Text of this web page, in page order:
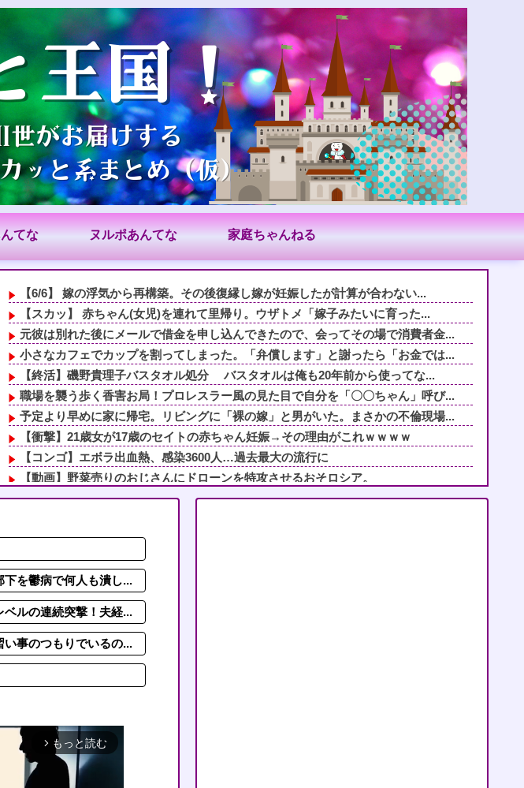
てな ヌルポあんてな 家庭ちゃんねる
【6/6】 嫁の浮気から再構築。その後復縁し嫁が妊娠したが計算が合わない...
【スカッ】 赤ちゃん(女児)を連れて里帰り。ウザトメ「嫁子みたいに育った...
元彼は別れた後にメールで借金を申し込んできたので、会ってその場で消費者金...
小さなカフェでカップを割ってしまった。「弁償します」と謝ったら「お金では...
【終活】磯野貴理子バスタオル処分 バスタオルは俺も20年前から使ってな...
職場を襲う歩く香害お局！プロレスラー風の見た目で自分を「〇〇ちゃん」呼び...
予定より早めに家に帰宅。リビングに「裸の嫁」と男がいた。まさかの不倫現場...
【衝撃】21歳女が17歳のセイトの赤ちゃん妊娠→その理由がこれｗｗｗｗ
【コンゴ】エボラ出血熱、感染3600人…過去最大の流行に
【動画】野菜売りのおじさんにドローンを特攻させるおそロシア。
【動画】両方馬鹿（笑）ミニストップでトラックと衝突したドラレコが（ノ∇`...
急いで曲がり角を曲がったとき、すごい衝撃を受けてリアルに2ｍくらいふっと...
職場を襲う歩く香害お局！プロレスラー風の見た目で自分を「〇〇ちゃん」呼び...
切迫流産で自宅安静の私…なのに義弟が「シャワー貸して」「泊めて」と嫌がら...
を鬱病で何人も潰し...
ルの連続突撃！夫経...
事のつもりでいるの...
arrow_forward_ios もっと読む